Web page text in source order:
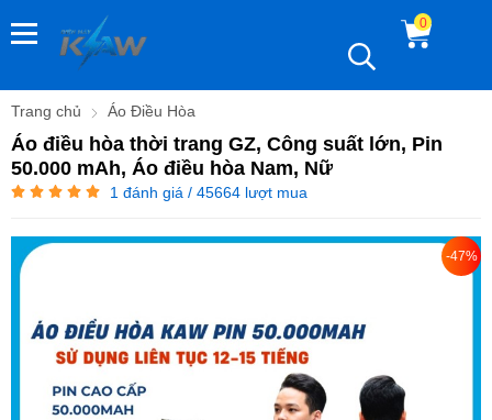
0
Trang chủ Áo Điều Hòa
Áo điều hòa thời trang GZ, Công suất lớn, Pin
50.000 mAh, Áo điều hòa Nam, Nữ
1 đánh giá / 45664 lượt mua
-47%